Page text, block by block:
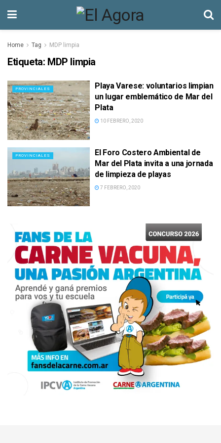
Home Tag MDP limpia
Etiqueta: MDP limpia
PROVINCIALES
Playa Varese: voluntarios limpian
un lugar emblemático de Mar del
Plata
10 FEBRERO, 2020
PROVINCIALES
El Foro Costero Ambiental de
Mar del Plata invita a una jornada
de limpieza de playas
7 FEBRERO, 2020